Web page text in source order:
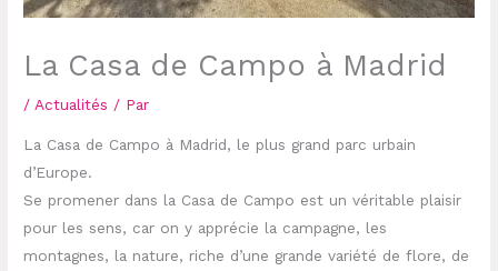
La Casa de Campo à Madrid
/Actualités / Par
La Casa de Campo à Madrid, le plus grand parc urbain
d’Europe.
Se promener dans la Casa de Campo est un véritable plaisir
pour les sens, car on y apprécie la campagne, les
montagnes, la nature, riche d’une grande variété de flore, de